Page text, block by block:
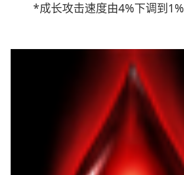
*成长攻击速度由4%下调到1%